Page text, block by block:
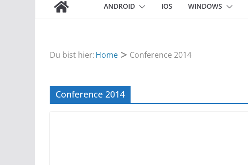
ANDROID IOS WINDOWS
Du bist hier:Home Conference 2014
Conference 2014